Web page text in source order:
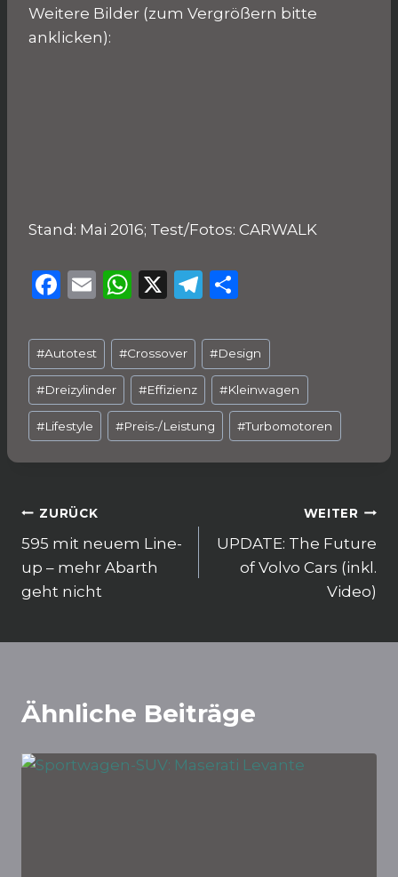
Weitere Bilder (zum Vergrößern bitte
anklicken):
Stand: Mai 2016; Test/Fotos: CARWALK
F
c
e
b
o
o
E
ai
l
W
a
ts
A
p
p
X
T
e
g
ra
m
le
n
Schlagworte:
#Autotest #Crossover #Design
#Dreizylinder #Effizienz #Kleinwagen
#Lifestyle #Preis-/Leistung #Turbomotoren
Beitragsnavigation
ZURÜCK
595 mit neuem Line-
up – mehr Abarth
geht nicht
WEITER
UPDATE: The Future
of Volvo Cars (inkl.
Video)
Ähnliche Beiträge